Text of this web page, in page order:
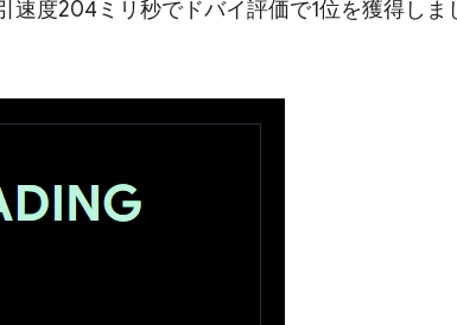
度204ミリ秒でドバイ評価で1位を獲得しま